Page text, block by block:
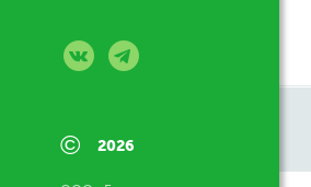
© 2026